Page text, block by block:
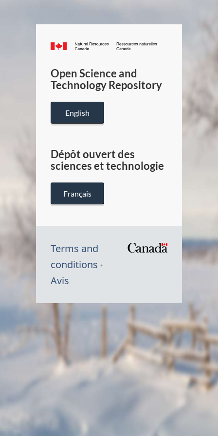
Canada.ca
/
Canada
Open Science and
Technology Repository
English
Dépôt ouvert des
sciences et technologie
Français
Terms and
conditions
Avis
Symbole
Canada